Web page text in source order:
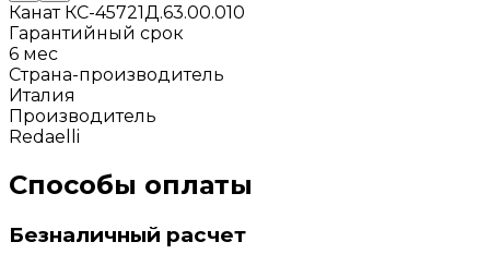
Канат КС-45721Д.63.00.010
Гарантийный срок
6 мес
Страна-производитель
Италия
Производитель
Redaelli
Способы оплаты
Безналичный расчет